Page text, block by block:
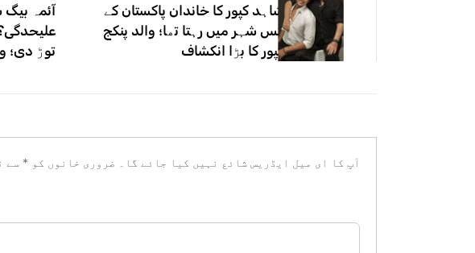
شاہد کپور کا خاندان پاکستان کے
کس شہر میں رہتا تھا؛ والد پنکج
کپور کا بڑا انکشاف
توڑ دی؛
آپ کا ای میل ایڈریس شائع نہیں کیا جائے گا۔ ضروری خانوں کو * سے